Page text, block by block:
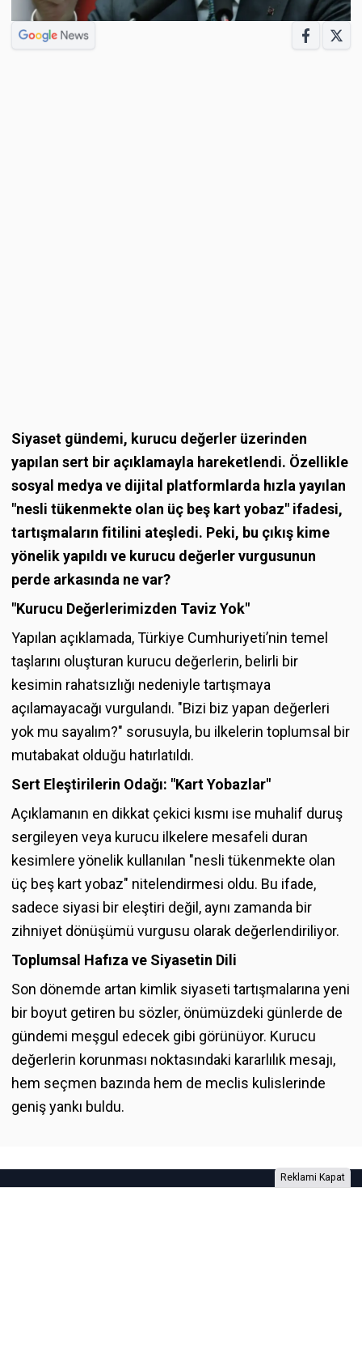
Siyaset gündemi, kurucu değerler üzerinden
yapılan sert bir açıklamayla hareketlendi. Özellikle
sosyal medya ve dijital platformlarda hızla yayılan
"nesli tükenmekte olan üç beş kart yobaz" ifadesi,
tartışmaların fitilini ateşledi. Peki, bu çıkış kime
yönelik yapıldı ve kurucu değerler vurgusunun
perde arkasında ne var?
"Kurucu Değerlerimizden Taviz Yok"
Yapılan açıklamada, Türkiye Cumhuriyeti’nin temel
taşlarını oluşturan kurucu değerlerin, belirli bir
kesimin rahatsızlığı nedeniyle tartışmaya
açılamayacağı vurgulandı. "Bizi biz yapan değerleri
yok mu sayalım?" sorusuyla, bu ilkelerin toplumsal bir
mutabakat olduğu hatırlatıldı.
Sert Eleştirilerin Odağı: "Kart Yobazlar"
Açıklamanın en dikkat çekici kısmı ise muhalif duruş
sergileyen veya kurucu ilkelere mesafeli duran
kesimlere yönelik kullanılan "nesli tükenmekte olan
üç beş kart yobaz" nitelendirmesi oldu. Bu ifade,
sadece siyasi bir eleştiri değil, aynı zamanda bir
zihniyet dönüşümü vurgusu olarak değerlendiriliyor.
Toplumsal Hafıza ve Siyasetin Dili
Son dönemde artan kimlik siyaseti tartışmalarına yeni
bir boyut getiren bu sözler, önümüzdeki günlerde de
gündemi meşgul edecek gibi görünüyor. Kurucu
değerlerin korunması noktasındaki kararlılık mesajı,
hem seçmen bazında hem de meclis kulislerinde
geniş yankı buldu.
Reklami Kapat